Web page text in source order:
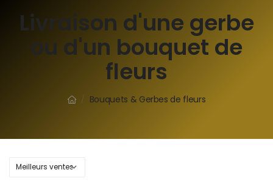
Livraison d'une gerbe
ou d'un bouquet de
fleurs
/ Bouquets & Gerbes de fleurs